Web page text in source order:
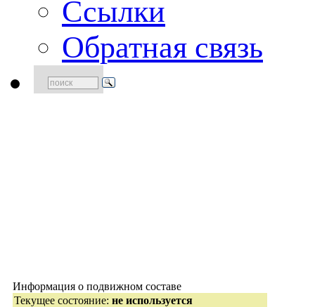
Ссылки
Обратная связь
Информация о подвижном составе
Текущее состояние: не используется